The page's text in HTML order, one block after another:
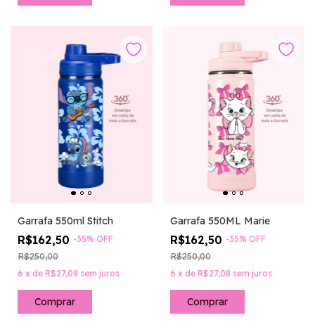
Garrafa 550ml Stitch
R$162,50 -35% OFF
R$250,00
6 x de R$27,08 sem juros
Garrafa 550ML Marie
R$162,50 -35% OFF
R$250,00
6 x de R$27,08 sem juros